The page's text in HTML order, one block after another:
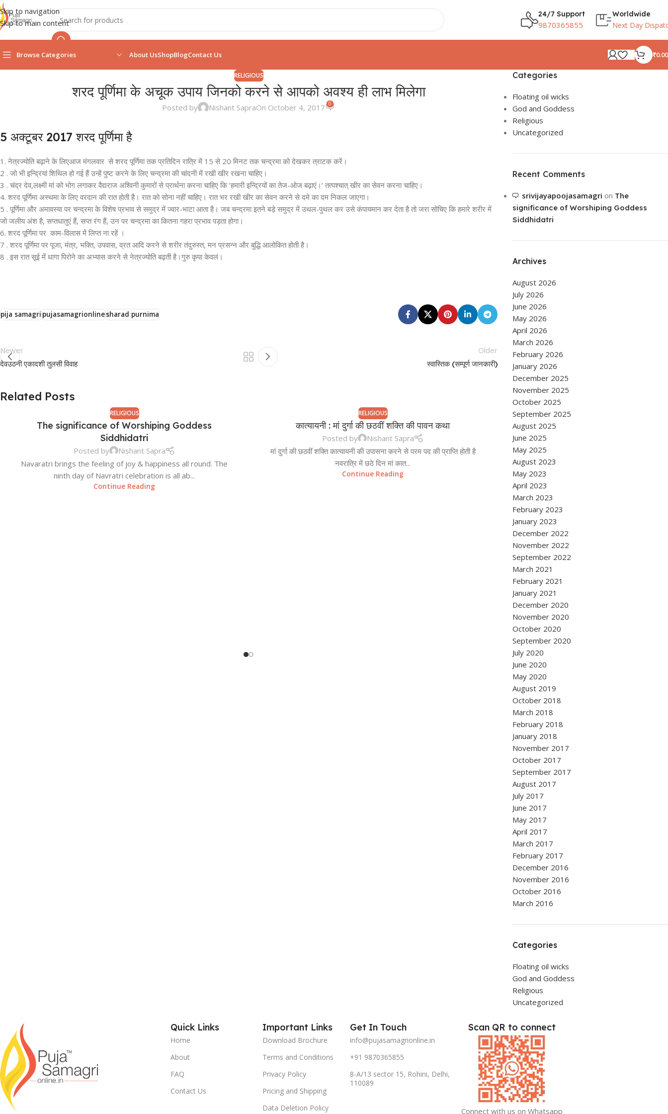
Skip to navigation
Skip to main content
24/7 Support
9870365855
Worldwide
Next Day
Browse Categories About UsShopBlogContact Us ₹0.00
RELIGIOUS
शरद पूर्णिमा के अचूक उपाय जिनको करने से आपको अवश्य ही लाभ मिलेगा
Posted by Nishant SapraOn October 4, 2017 0
5 अक्टूबर 2017 शरद पूर्णिमा है
1. नेत्रज्योति बढ़ाने के लिएआज मंगलवार से शरद पूर्णिमा तक प्रतिदिन रात्रि में 15 से 20 मिनट तक चन्द्रमा को देखकर त्राटक करें।
2 . जो भी इन्द्रियां शिथिल हो गई हैं उन्हें पुष्ट करने के लिए चन्द्रमा की चांदनी में रखी खीर रखना चाहिए।
3 . चंद्र देव,लक्ष्मी मां को भोग लगाकर वैद्यराज अश्विनी कुमारों से प्रार्थना करना चाहिए कि ‘हमारी इन्द्रियों का तेज-ओज बढ़ाएं।’ तत्पश्चात् खीर का सेवन करना चाहिए।
4. शरद पूर्णिमा अस्थमा के लिए वरदान की रात होती है। रात को सोना नहीं चाहिए। रात भर रखी खीर का सेवन करने से दमे का दम निकल जाएगा।
5 . पूर्णिमा और अमावस्या पर चन्द्रमा के विशेष प्रभाव से समुद्र में ज्वार-भाटा आता है। जब चन्द्रमा इतने बड़े समुद्र में उथल-पुथल कर उसे कंपायमान कर देता है तो जरा सोचिए कि हमारे शरीर में
जो जलीय अंश है, सप्तधातुएं हैं, सप्त रंग हैं, उन पर चन्द्रमा का कितना गहरा प्रभाव पड़ता होगा।
6. शरद पूर्णिमा पर काम-विलास में लिप्त ना रहें ।
7 . शरद पूर्णिमा पर पूजा, मंत्र, भक्ति, उपवास, व्रत आदि करने से शरीर तंदुरुस्त, मन प्रसन्न और बुद्धि आलोकित होती है।
8 . इस रात सूई में धागा पिरोने का अभ्यास करने से नेत्रज्योति बढ़ती है।गुरु कृपा केवलं।
pija samagripujasamagrionlinesharad purnima
Newer
देवउठनी एकादशी तुलसी विवाह
Older
स्वास्तिक (सम्पूर्ण जानकारी)
Related Posts
RELIGIOUS
The significance of Worshiping Goddess
Siddhidatri
Posted by
Nishant Sapra
Navaratri brings the feeling of joy & happiness all round. The
ninth day of Navratri celebration is all ab...
Continue Reading
RELIGIOUS
कात्यायनी : मां दुर्गा की छठवीं शक्ति की पावन कथा
Posted by
Nishant Sapra
मां दुर्गा की छठवीं शक्ति कात्यायनी की उपासना करने से परम पद की प्राप्ति होती है
नवरात्रि में छठे दिन मां कात...
Continue Reading
नवरात्र: ऐसे करें ब्रह्मांड न‍िर्माणी कूष्‍मांडा देवी
नवरात्र के चौथे दिन कूष्‍मांडा देवी की पूजा अर्चना होती
Categories
Floating oil wicks
God and Goddess
Religious
Uncategorized
Recent Comments
srivijayapoojasamagri on The
significance of Worshiping Goddess
Siddhidatri
Archives
August 2026
July 2026
June 2026
May 2026
April 2026
March 2026
February 2026
January 2026
December 2025
November 2025
October 2025
September 2025
August 2025
June 2025
May 2025
August 2023
May 2023
April 2023
March 2023
February 2023
January 2023
December 2022
November 2022
September 2022
March 2021
February 2021
January 2021
December 2020
November 2020
October 2020
September 2020
July 2020
June 2020
May 2020
August 2019
October 2018
March 2018
February 2018
January 2018
November 2017
October 2017
September 2017
August 2017
July 2017
June 2017
May 2017
April 2017
March 2017
February 2017
December 2016
November 2016
October 2016
March 2016
Categories
Floating oil wicks
God and Goddess
Religious
Uncategorized
Quick Links
Home
About
FAQ
Contact Us
Important Links
Download Brochure
Terms and Conditions
Privacy Policy
Pricing and Shipping
Data Deletion Policy
Get In Touch
info@pujasamagrionline.in
+91 9870365855
8-A/13 sector 15, Rohini, Delhi,
110089
Scan QR to connect
Connect with us on Whatsapp